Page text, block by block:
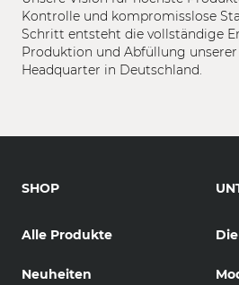
Kontrolle und kompromisslose
Schritt entsteht die vollständige
Produktion und Abfüllung
Headquarter in Deutschland.
SHOP
Alle Produkte
Neuheiten